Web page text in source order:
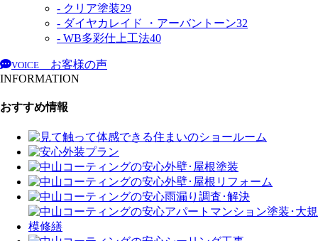
- クリア塗装29
- ダイヤカレイド ・アーバントーン32
- WB多彩仕上工法40
VOICE
お客様の声
INFORMATION
おすすめ情報